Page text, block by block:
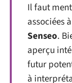
Il faut
associées
Senseo.
aperçu
futur
à